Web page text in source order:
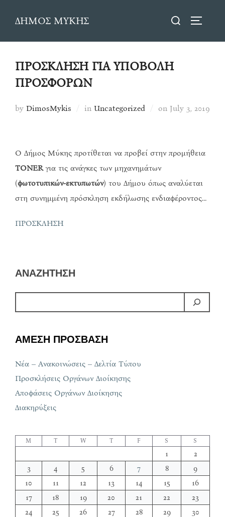
ΔΗΜΟΣ ΜΥΚΗΣ
Search
ΠΡΟΣΚΛΗΣΗ ΓΙΑ ΥΠΟΒΟΛΗ
ΠΡΟΣΦΟΡΩΝ
by DimosMykis in Uncategorized on Posted
July 3, 2019
Ο Δήμος Μύκης προτίθεται να προβεί στην προμήθεια
TONERγια τις ανάγκες των μηχανημάτων
(φωτοτυπικών-εκτυπωτών) του Δήμου όπως αναλύεται
στη συνημμένη πρόσκληση εκδήλωσης ενδιαφέροντος…
ΠΡΟΣΚΛΗΣΗ
ΑΝΑΖΗΤΗΣΗ
ΑΜΕΣΗ ΠΡΟΣΒΑΣΗ
Νέα – Ανακοινώσεις – Δελτία Τύπου
Προσκλήσεις Οργάνων Διοίκησης
Αποφάσεις Οργάνων Διοίκησης
Διακηρύξεις
M T W T F S S
1
2
3
4 5 6 7 8
9
10
11 12 13 14 15
16
17
18 19 20 21 22
23
24
25 26 27 28 29
30